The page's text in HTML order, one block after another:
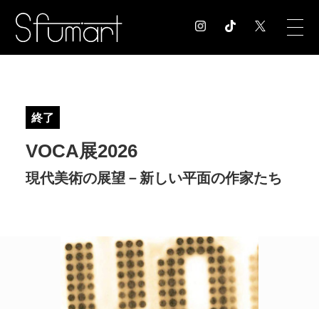
EXHIBITION
MUSEUM 美術館情報
CONTACT お問合せ
終了
VOCA展2026
現代美術の展望－新しい平面の作家たち